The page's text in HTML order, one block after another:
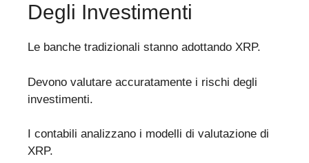
Degli Investimenti
Le banche tradizionali stanno adottando XRP.
Devono valutare accuratamente i rischi degli
investimenti.
I contabili analizzano i modelli di valutazione di
XRP.